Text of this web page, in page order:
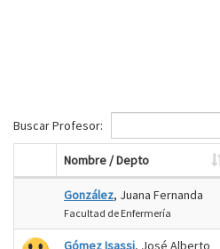
Buscar Profesor:
Nombre / Depto
González, Juana Fernanda
Facultad de Enfermería
Gómez Isassi, José Alberto